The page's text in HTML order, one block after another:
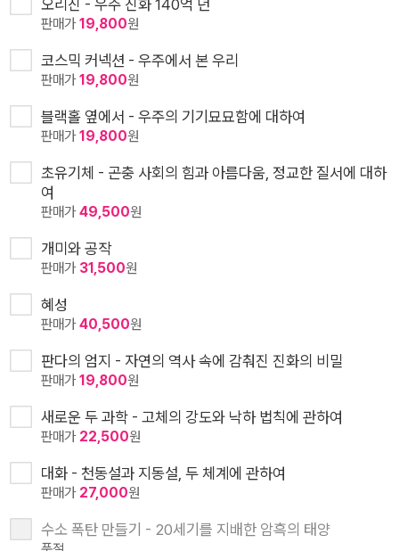
오리진 - 우주 진화 140억 년
판매가19,800원
코스믹 커넥션 - 우주에서 본 우리
판매가19,800원
블랙홀 옆에서 - 우주의 기기묘묘함에 대하여
판매가19,800원
초유기체 - 곤충 사회의 힘과 아름다움, 정교한 질서에 대하
여
판매가49,500원
개미와 공작
판매가 31,500원
혜성
판매가40,500원
판다의 엄지 - 자연의 역사 속에 감춰진 진화의 비밀
판매가19,800원
새로운 두 과학 - 고체의 강도와 낙하 법칙에 관하여
판매가 22,500원
대화 - 천동설과 지동설, 두 체계에 관하여
판매가 27,000원
수소 폭탄 만들기 - 20세기를 지배한 암흑의 태양